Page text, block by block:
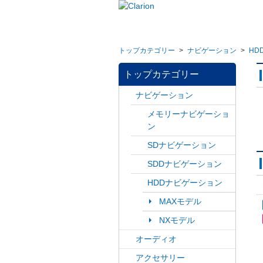
トップカテゴリー > ナビゲーション >
トップカテゴリー
ナビゲーション
メモリーナビゲーショ
ン
SDナビゲーション
SDDナビゲーション
HDDナビゲーション
MAXモデル
NXモデル
オーディオ
アクセサリー